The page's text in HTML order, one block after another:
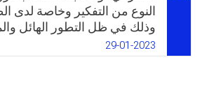
النوع من التفكير وخاصة لدى
وذلك في ظل التطور الهائل
تتعرض له المجتمعات العربية
السعودي خاصة، وضرورة
29-01-2023